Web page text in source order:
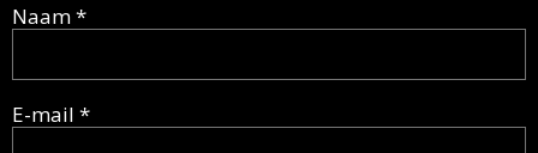
Naam*
E-mail *